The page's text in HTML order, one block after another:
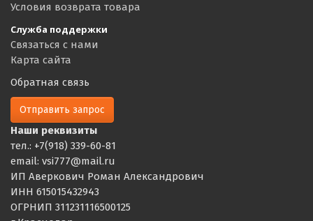
Условия возврата товара
Служба поддержки
Связаться с нами
Карта сайта
Обратная связь
Отправить запрос
Наши реквизиты
тел.: +7(918) 339-60-81
email: vsi777@mail.ru
ИП Аверкович Роман Александрович
ИНН 615015432943
ОГРНИП 311231116500125